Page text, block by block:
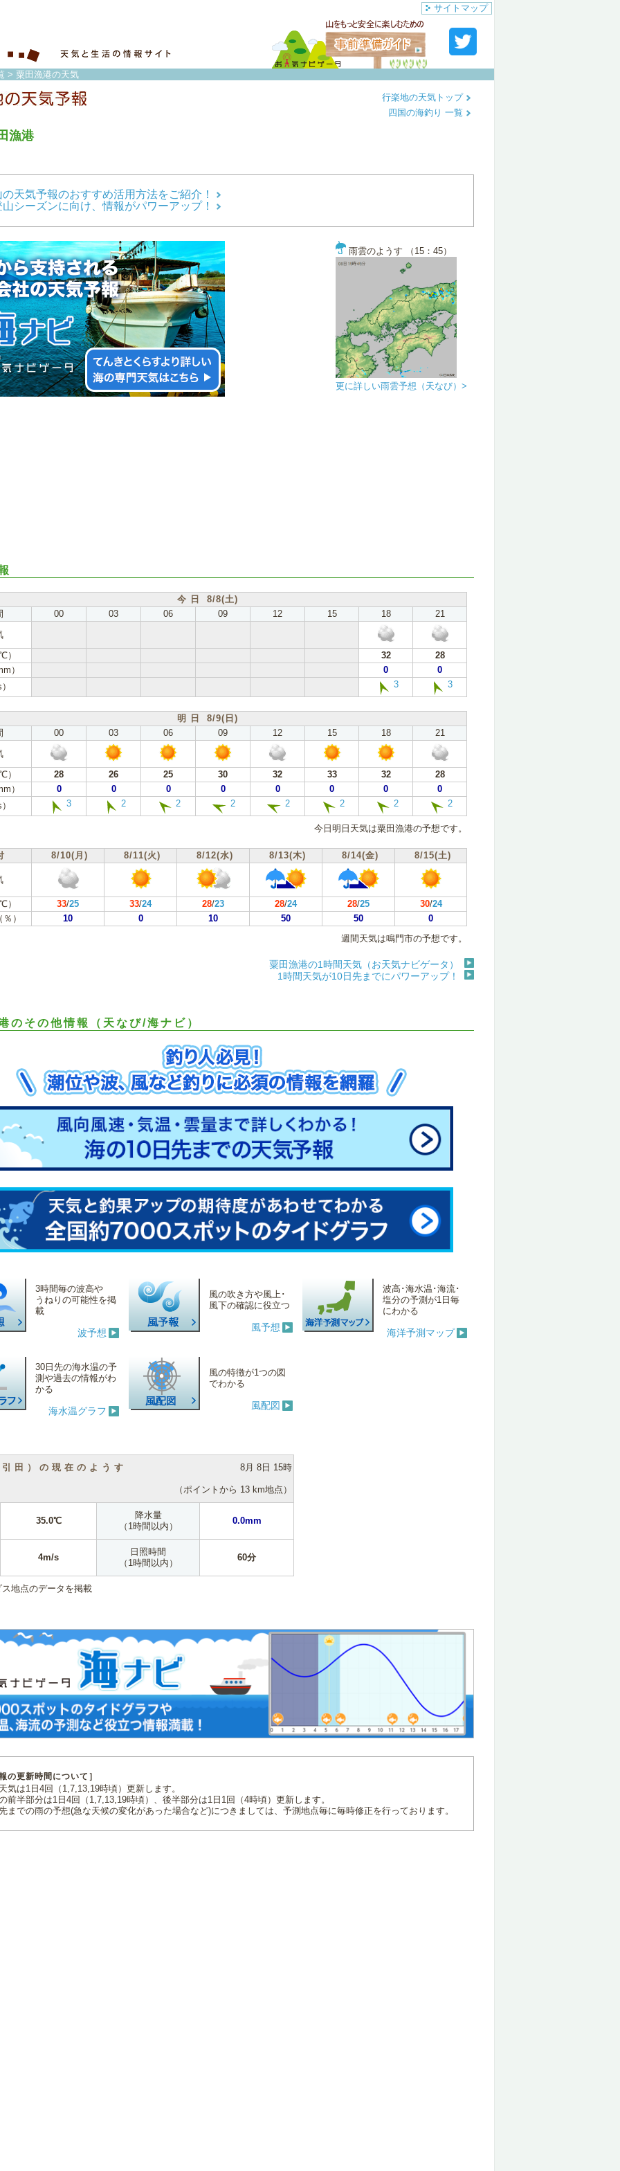
サイトマップ
> 粟田漁港の天気
漁港
行楽地の天気トップ
四国の海釣り 一覧
天気予報のおすすめ活用方法をご紹介！
シーズンに向け、情報がパワーアップ！
雨雲のようす （15：45）
更に詳しい雨雲予想（天なび）>
今 日 8/8(土)
00 03 06 09 12 15 18
21
32
28
）
0
0
3 3
明 日 8/9(日)
00 03 06 09 12 15 18
21
28 26 25 30 32 33 32
28
）
0 0 0 0 0 0 0
0
3 2 2 2 2 2 2 2
今日明日天気は粟田漁港の予想です。
8/10(月) 8/11(火) 8/12(水) 8/13(木) 8/14(金) 8/15(土)
33/25 33/24 28/23 28/24 28/25 30/24
）
10 0 10 50 50
0
週間天気は鳴門市の予想です。
粟田漁港の1時間天気（お天気ナビゲータ）
1時間天気が10日先までにパワーアップ！
のその他情報（天なび/海ナビ）
3時間毎の波高や
うねりの可能性を掲
載
波予想
風の吹き方や風上･
風下の確認に役立つ
風予想
波高･海水温･海流･
塩分の予測が1日毎
にわかる
海洋予測マップ
30日先の海水温の予
測や過去の情報がわ
かる
海水温グラフ
風の特徴が1つの図
でわかる
風配図
田）の現在のようす 8月 8日 15時
（ポイントから 13 km地点）
35.0℃
降水量
（1時間以内）
0.0mm
4m/s
日照時間
（1時間以内）
60分
地点のデータを掲載
の更新時間について］
気は1日4回（1,7,13,19時頃）更新します。
前半部分は1日4回（1,7,13,19時頃）、後半部分は1日1回（4時頃）更新します。
までの雨の予想(急な天候の変化があった場合など)につきましては、予測地点毎に毎時修正を行っております。